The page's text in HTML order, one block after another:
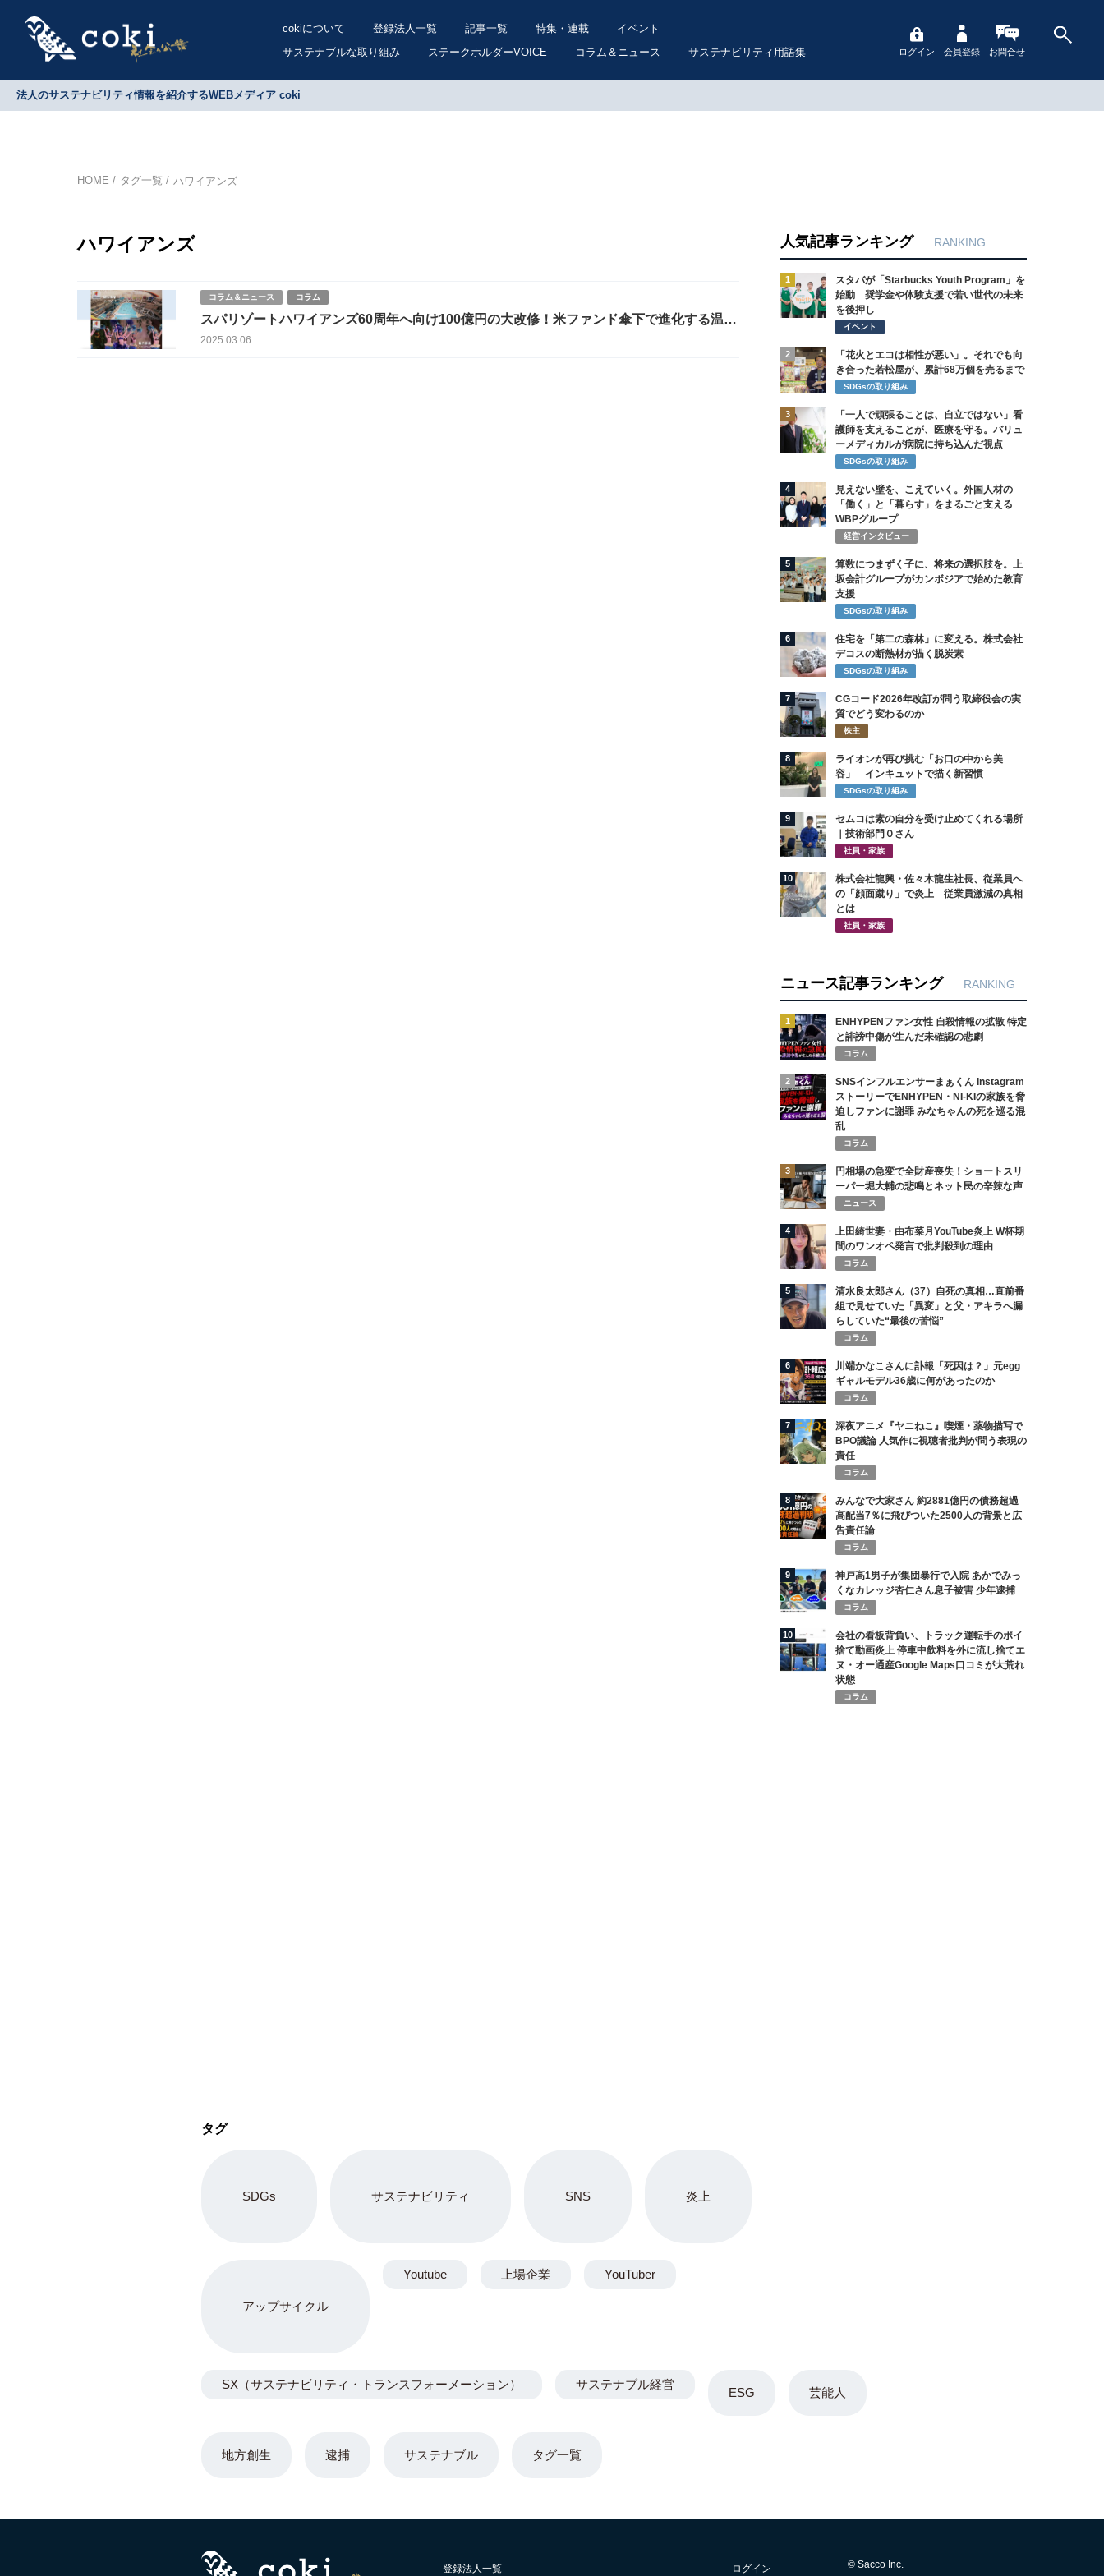
cokiについて 登録法人一覧 記事一覧 特集・連載
イベント
サステナブルな取り組み
ステークホルダーVOICE コラム＆ニュース サステナビリティ用語集 ログイン 会員登録 お問合せ
法人のサステナビリティ情報を紹介するWEBメディア coki
HOME タグ一覧 ハワイアンズ
ハワイアンズ
コラム＆ニュース コラム
スパリゾートハワイアンズ60周年へ向け100億円の大改修！米ファンド傘下で進化する温泉
リゾートの歴史を辿る
2025.03.06
人気記事ランキング RANKING
1
スタバが「Starbucks Youth Program」を
始動 奨学金や体験支援で若い世代の未来
を後押し
イベント
2
「花火とエコは相性が悪い」。それでも向
き合った若松屋が、累計68万個を売るまで
SDGsの取り組み
3
「一人で頑張ることは、自立ではない」看
護師を支えることが、医療を守る。バリュ
ーメディカルが病院に持ち込んだ視点
SDGsの取り組み
4
見えない壁を、こえていく。外国人材の
「働く」と「暮らす」をまるごと支える
WBPグループ
経営インタビュー
5
算数につまずく子に、将来の選択肢を。上
坂会計グループがカンボジアで始めた教育
支援
SDGsの取り組み
6
住宅を「第二の森林」に変える。株式会社
デコスの断熱材が描く脱炭素
SDGsの取り組み
7
CGコード2026年改訂が問う取締役会の実
質でどう変わるのか
株主
8
ライオンが再び挑む「お口の中から美
容」 インキュットで描く新習慣
SDGsの取り組み
9
セムコは素の自分を受け止めてくれる場所
｜技術部門０さん
社員・家族
10
株式会社龍興・佐々木龍生社長、従業員へ
の「顔面蹴り」で炎上 従業員激減の真相
とは
社員・家族
ニュース記事ランキング RANKING
1
ENHYPENファン女性 自殺情報の拡散 特定
と誹謗中傷が生んだ未確認の悲劇
コラム
2
SNSインフルエンサーまぁくん Instagram
ストーリーでENHYPEN・NI-KIの家族を脅
迫しファンに謝罪 みなちゃんの死を巡る混
乱
コラム
3
円相場の急変で全財産喪失！ショートスリ
ーパー堀大輔の悲鳴とネット民の辛辣な声
ニュース
4
上田綺世妻・由布菜月YouTube炎上 W杯期
間のワンオペ発言で批判殺到の理由
コラム
5
清水良太郎さん（37）自死の真相…直前番
組で見せていた「異変」と父・アキラへ漏
らしていた“最後の苦悩”
コラム
6
川端かなこさんに訃報「死因は？」元egg
ギャルモデル36歳に何があったのか
コラム
7
深夜アニメ『ヤニねこ』喫煙・薬物描写で
BPO議論 人気作に視聴者批判が問う表現の
責任
コラム
8
みんなで大家さん 約2881億円の債務超過
高配当7％に飛びついた2500人の背景と広
告責任論
コラム
9
神戸高1男子が集団暴行で入院 あかでみっ
くなカレッジ杏仁さん息子被害 少年逮捕
コラム
10
会社の看板背負い、トラック運転手のポイ
捨て動画炎上 停車中飲料を外に流し捨てエ
ヌ・オー通産Google Maps口コミが大荒れ
状態
コラム
タグ
SDGs サステナビリティ SNS 炎上
アップサイクル
ESG 芸能人
地方創生 逮捕 サステナブル
Youtube 上場企業 YouTuber
SX（サステナビリティ・トランスフォーメーション） サステナブル経営
タグ一覧
登録法人一覧 ログイン © Sacco Inc.